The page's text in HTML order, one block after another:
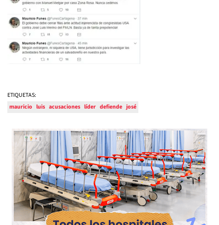
ETIQUETAS:
mauricio luis acusaciones líder defiende josé